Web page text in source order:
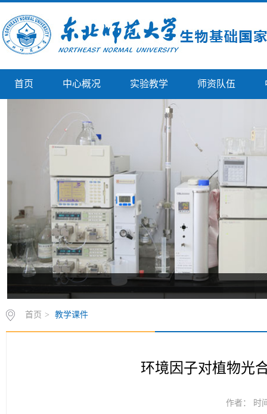
首页 中心概况 实验教学 师资队伍
首页 > 教学课件
环境因子对植物光
作者： 时